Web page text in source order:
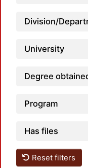
Division/
University
Degree
Program
Has files
Reset filters